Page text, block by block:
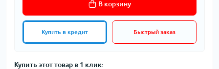
В корзину
Купить в кредит Быстрый заказ
Купить этот товар в 1 клик: